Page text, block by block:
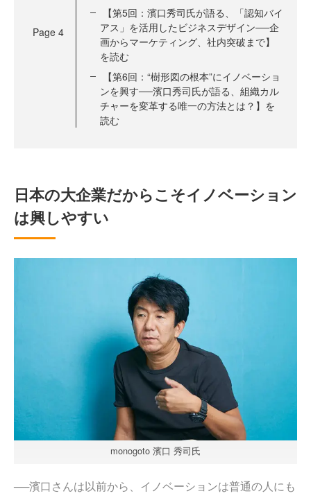
Page 4
【第5回：濱口秀司氏が語る、「認知バイ
アス」を活用したビジネスデザイン──企
画からマーケティング、社内突破まで】
を読む
【第6回：“樹形図の根本”にイノベーショ
ンを興す──濱口秀司氏が語る、組織カル
チャーを変革する唯一の方法とは？】を
読む
日本の大企業だからこそイノベーション
は興しやすい
monogoto 濱口 秀司氏
──濱口さんは以前から、イノベーションは普通の人にも